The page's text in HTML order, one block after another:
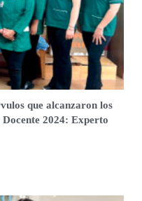
que alcanzaron los
2024: Experto